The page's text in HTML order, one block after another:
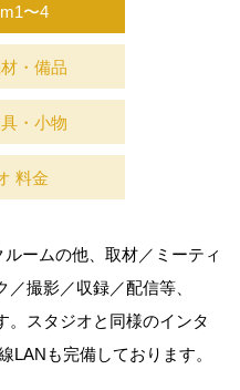
〜4
・備品
・小物
料金
ームの他、取材／ミーティ
撮影／収録／配信等、
。スタジオと同様のインタ
LANも完備しております。